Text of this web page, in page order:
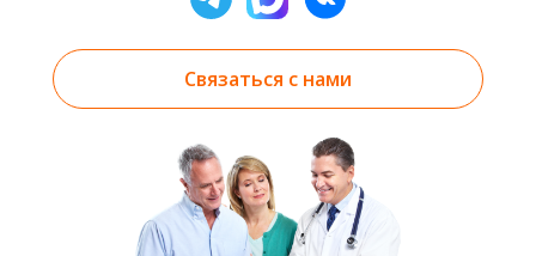
Связаться с нами